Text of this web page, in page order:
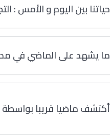
حياتنا بين اليوم و الأمس :
ما يشهد على الماضي في
أكتشف ماضيا قريبا